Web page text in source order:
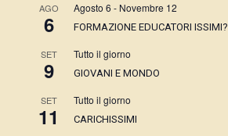
AGO
6
Agosto 6 - Novembre 12
FORMAZIONE EDUCATORI ISSIMI?
SET
9
Tutto il giorno
GIOVANI E MONDO
SET
11
Tutto il giorno
CARICHISSIMI